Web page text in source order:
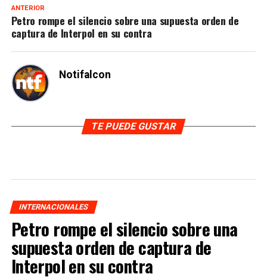
ANTERIOR
Petro rompe el silencio sobre una supuesta orden de
captura de Interpol en su contra
Notifalcon
TE PUEDE GUSTAR
INTERNACIONALES
Petro rompe el silencio sobre una
supuesta orden de captura de
Interpol en su contra